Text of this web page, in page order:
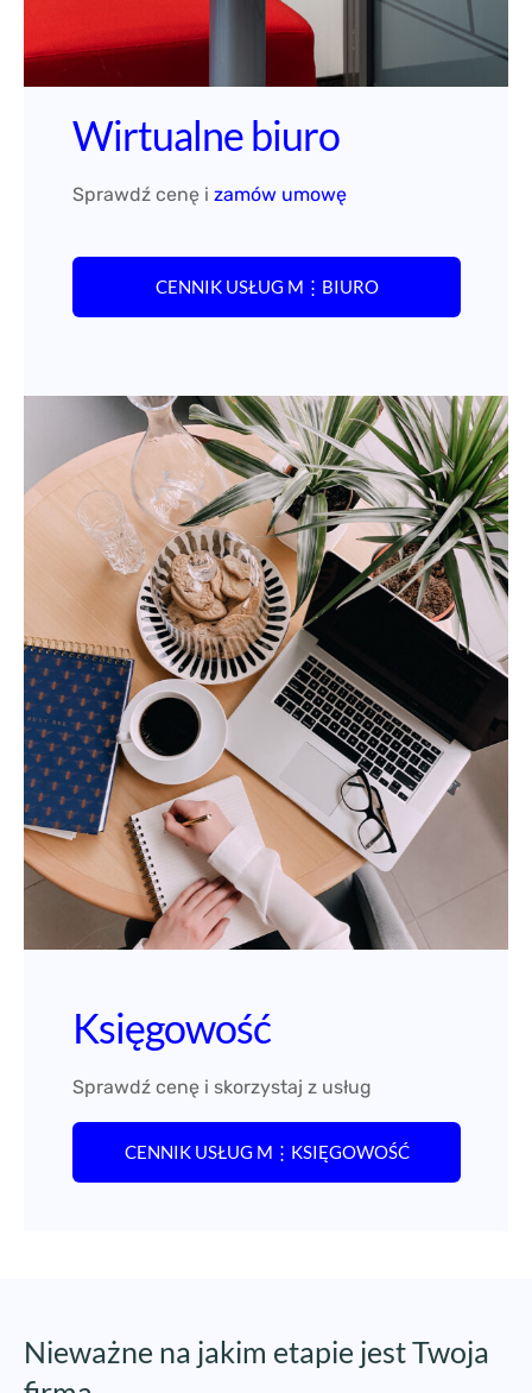
Sprawdź cenę i zamów umowę
CENNIK USŁUG M⋮BIURO
Księgowość
Sprawdź cenę i skorzystaj z usług
Nieważne na jakim etapie jest Twoja
potrzebuje.